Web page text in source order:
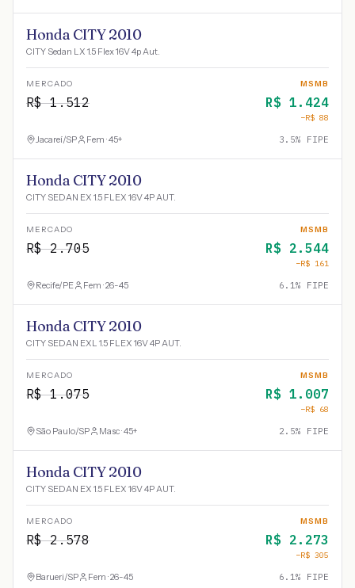
Honda CITY 2010
CITY Sedan LX 1.5 Flex 16V 4p Aut.
MERCADO
R$1.512
MSMB
R$ 1.424
−R$ 88
Jacareí/SP Fem · 45+ 3.5% FIPE
Honda CITY 2010
CITY SEDAN EX 1.5 FLEX 16V 4P AUT.
MERCADO
R$2.705
MSMB
R$ 2.544
−R$ 161
Recife/PE Fem · 26-45 6.1% FIPE
Honda CITY 2010
CITY SEDAN EXL 1.5 FLEX 16V 4P AUT.
MERCADO
R$1.075
MSMB
R$ 1.007
−R$ 68
São Paulo/SP Masc · 45+ 2.5% FIPE
Honda CITY 2010
CITY SEDAN EX 1.5 FLEX 16V 4P AUT.
MERCADO
R$2.578
MSMB
R$ 2.273
−R$ 305
Barueri/SP Fem · 26-45 6.1% FIPE